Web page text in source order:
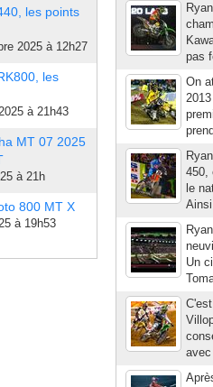
les points
2025 à 12h27
les
à 21h43
MT 07 2025
à 21h
800 MT X
à 19h53
pas
On
450,
le
Un